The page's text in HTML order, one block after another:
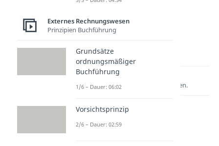
Lernen lohnt sich!
Entdecke hier deine Chancen.
Externes Rechnungswesen
Prinzipien Buchführung
Grundsätze
ordnungsmäßiger
Buchführung
1/6 – Dauer: 06:02
Vorsichtsprinzip
2/6 – Dauer: 02:59